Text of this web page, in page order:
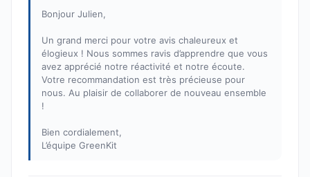
Bonjour Julien,
Un grand merci pour votre avis chaleureux et
élogieux ! Nous sommes ravis d’apprendre que vous
avez apprécié notre réactivité et notre écoute.
Votre recommandation est très précieuse pour
nous. Au plaisir de collaborer de nouveau ensemble
!
Bien cordialement,
L’équipe GreenKit